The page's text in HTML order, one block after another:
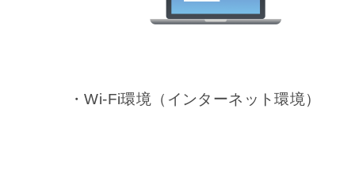
・Wi-Fi環境（インターネット環境）